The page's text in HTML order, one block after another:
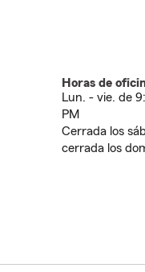
Horas de
Lun. - vie. de
PM
Cerrada los
cerrada los